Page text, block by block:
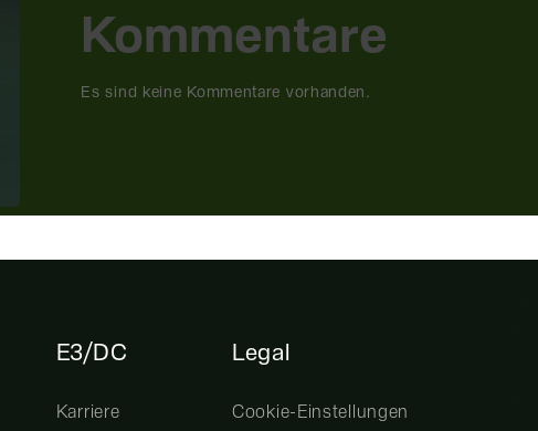
Kommentare
Es sind keine Kommentare vorhanden.
E3/DC
Karriere
Legal
Cookie-Einstellungen